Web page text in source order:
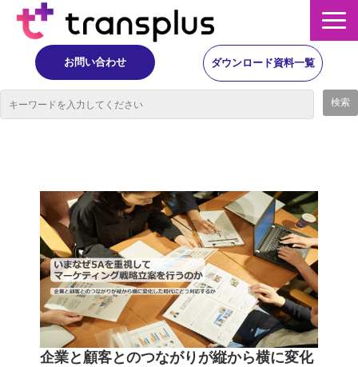
お問い合わせ ダウンロード資料一覧
イベント・レポート
ニュース
コラム
事例
企業と顧客とのつながりが縦から横に変化